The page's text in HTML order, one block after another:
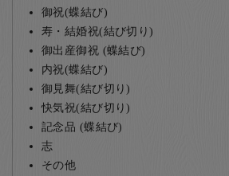
御祝(蝶結び)
寿・結婚祝(結び切り)
御出産御祝 (蝶結び)
内祝(蝶結び)
御見舞(結び切り)
快気祝(結び切り)
記念品 (蝶結び)
志
その他